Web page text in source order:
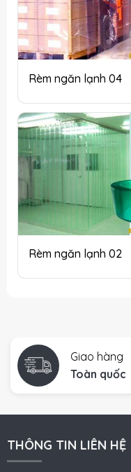
Rèm ngăn lạnh 04
Rèm ngăn lạnh 02
Giao hàng
Toàn quốc
THÔNG TIN LIÊN HỆ